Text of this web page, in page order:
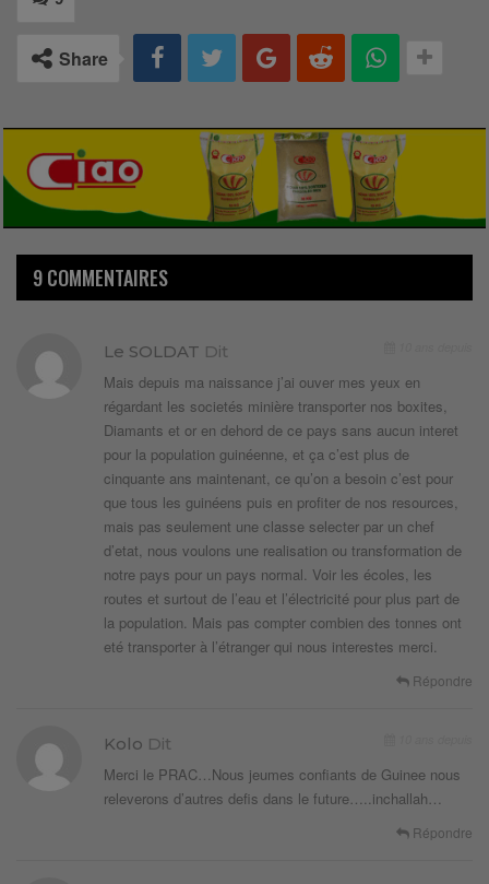
Share
9 COMMENTAIRES
Le SOLDAT Dit
Mais depuis ma naissance j’ai ouver mes yeux en
régardant les societés minière transporter nos boxites,
Diamants et or en dehord de ce pays sans aucun interet
pour la population guinéenne, et ça c’est plus de
cinquante ans maintenant, ce qu’on a besoin c’est pour
que tous les guinéens puis en profiter de nos resources,
mais pas seulement une classe selecter par un chef
d’etat, nous voulons une realisation ou transformation de
notre pays pour un pays normal. Voir les écoles, les
routes et surtout de l’eau et l’électricité pour plus part de
la population. Mais pas compter combien des tonnes ont
eté transporter à l’étranger qui nous interestes merci.
Répondre
Kolo Dit
Merci le PRAC…Nous jeumes confiants de Guinee nous
releverons d’autres defis dans le future…..inchallah…
Répondre